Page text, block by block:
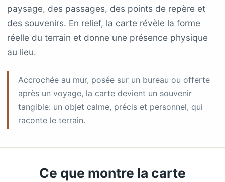
paysage, des passages, des points de repère et
des souvenirs. En relief, la carte révèle la forme
réelle du terrain et donne une présence physique
au lieu.
Accrochée au mur, posée sur un bureau ou offerte
après un voyage, la carte devient un souvenir
tangible: un objet calme, précis et personnel, qui
raconte le terrain.
Ce que montre la carte